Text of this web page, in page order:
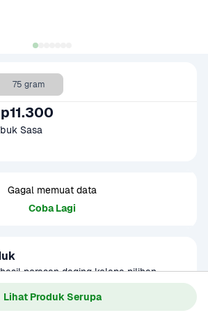
Lihat Produk Serupa
75 gram
Sasa
Gagal memuat data
Coba Lagi
perasan daging kelapa pilihan.
bubuk, sehingga lebih awet dan
digunakan untuk soto, rendang, opor,
Bumbu & Saus